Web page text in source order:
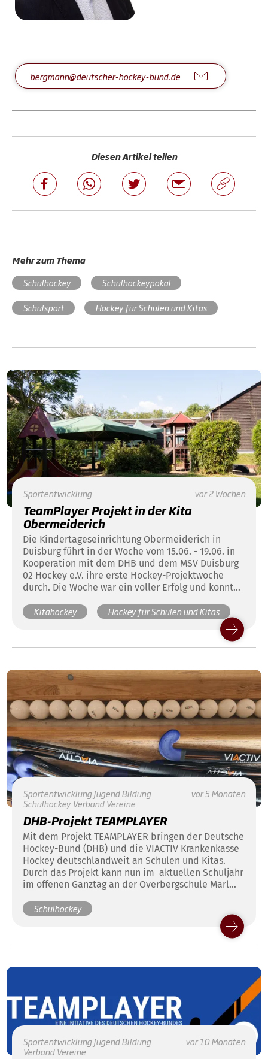
bergmann@deutscher-hockey-bund.de
Diesen Artikel teilen
Mehr zum Thema
Schulhockey
Schulhockeypokal
Schulsport
Hockey für Schulen und Kitas
Sportentwicklung vor 2 Wochen
TeamPlayer Projekt in der Kita
Obermeiderich
Die Kindertageseinrichtung Obermeiderich in
Duisburg führt in der Woche vom 15.06. - 19.06. in
Kooperation mit dem DHB und dem MSV Duisburg
02 Hockey e.V. ihre erste Hockey-Projektwoche
durch. Die Woche war ein voller Erfolg und konnte
wecken.
Kitahockey Hockey für Schulen und Kitas
SportentwicklungJugendBildung
Schulhockey Verband Vereine
vor 5 Monaten
DHB-Projekt TEAMPLAYER
Mit dem Projekt TEAMPLAYER bringen der Deutsche
Hockey-Bund (DHB) und die VIACTIV Krankenkasse
Hockey deutschlandweit an Schulen und Kitas.
Durch das Projekt kann nun im aktuellen Schuljahr
im offenen Ganztag an der Overbergschule Marl
Beteiligten sind begeistert.
Schulhockey
SportentwicklungJugendBildung
Verband Vereine
vor 10 Monaten